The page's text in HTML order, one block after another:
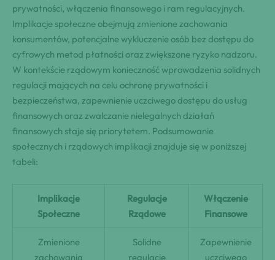
prywatności, włączenia finansowego i ram regulacyjnych.
Implikacje społeczne obejmują zmienione zachowania
konsumentów, potencjalne wykluczenie osób bez dostępu do
cyfrowych metod płatności oraz zwiększone ryzyko nadzoru.
W kontekście rządowym konieczność wprowadzenia solidnych
regulacji mających na celu ochronę prywatności i
bezpieczeństwa, zapewnienie uczciwego dostępu do usług
finansowych oraz zwalczanie nielegalnych działań
finansowych staje się priorytetem. Podsumowanie
społecznych i rządowych implikacji znajduje się w poniższej
tabeli:
Implikacje
Społeczne
Regulacje
Rządowe
Włączenie
Finansowe
Zmienione
zachowania
Solidne
regulacje
Zapewnienie
uczciwego